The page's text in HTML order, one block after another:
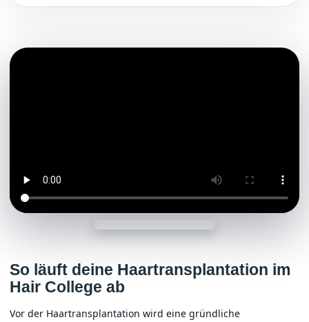
So läuft deine Haartransplantation im
Hair College ab
Vor der Haartransplantation wird eine gründliche